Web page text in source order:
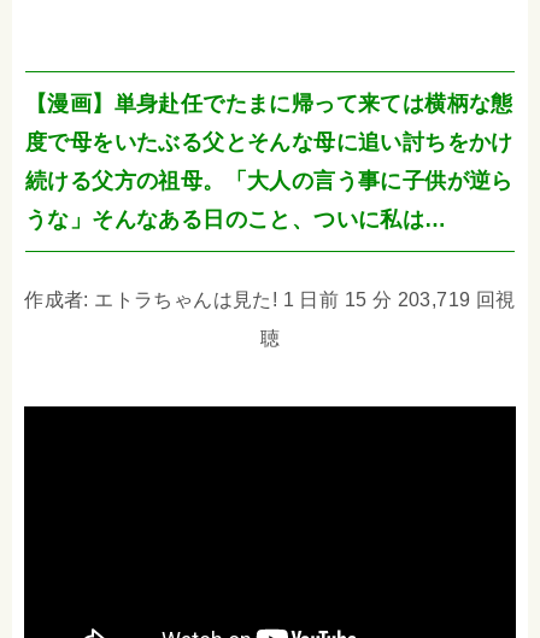
【漫画】単身赴任でたまに帰って来ては横柄な態
度で母をいたぶる父とそんな母に追い討ちをかけ
続ける父方の祖母。「大人の言う事に子供が逆ら
うな」そんなある日のこと、ついに私は…
作成者: エトラちゃんは見た! 1 日前 15 分 203,719 回視
聴